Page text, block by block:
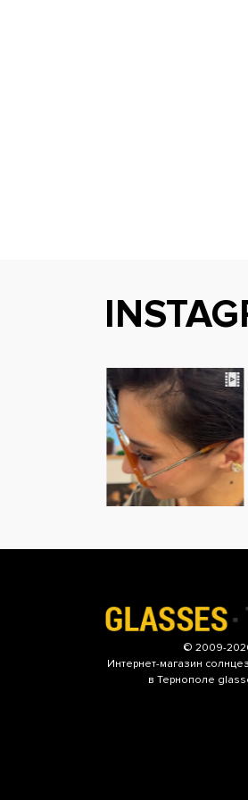
© 2009-
Интернет-магазин
в Тернополе